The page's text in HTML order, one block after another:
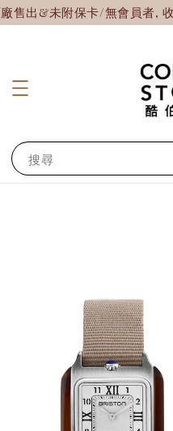
出&未附保卡/無會員者, 收
搜尋